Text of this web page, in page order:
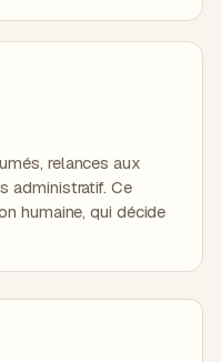
relances aux
administratif. Ce
humaine, qui décide